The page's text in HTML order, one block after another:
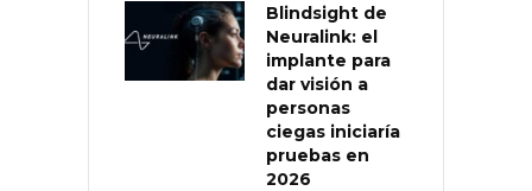
Blindsight de
Neuralink: el
implante para
dar visión a
personas
ciegas iniciaría
pruebas en
2026